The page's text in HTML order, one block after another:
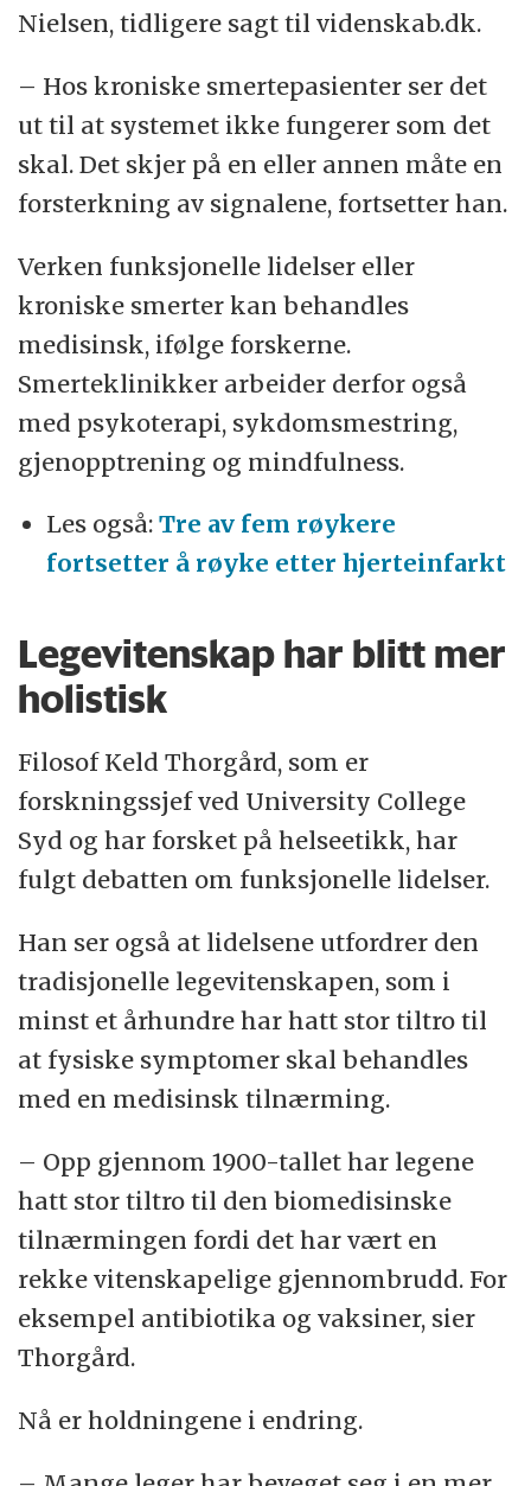
Nielsen, tidligere sagt til videnskab.dk.
– Hos kroniske smertepasienter ser det
ut til at systemet ikke fungerer som det
skal. Det skjer på en eller annen måte en
forsterkning av signalene, fortsetter han.
Verken funksjonelle lidelser eller
kroniske smerter kan behandles
medisinsk, ifølge forskerne.
Smerteklinikker arbeider derfor også
med psykoterapi, sykdomsmestring,
gjenopptrening og mindfulness.
Les også:Tre av fem røykere
fortsetter å røyke etter hjerteinfarkt
Legevitenskap har blitt mer
holistisk
Filosof Keld Thorgård, som er
forskningssjef ved University College
Syd og har forsket på helseetikk, har
fulgt debatten om funksjonelle lidelser.
Han ser også at lidelsene utfordrer den
tradisjonelle legevitenskapen, som i
minst et århundre har hatt stor tiltro til
at fysiske symptomer skal behandles
med en medisinsk tilnærming.
– Opp gjennom 1900-tallet har legene
hatt stor tiltro til den biomedisinske
tilnærmingen fordi det har vært en
rekke vitenskapelige gjennombrudd. For
eksempel antibiotika og vaksiner, sier
Thorgård.
Nå er holdningene i endring.